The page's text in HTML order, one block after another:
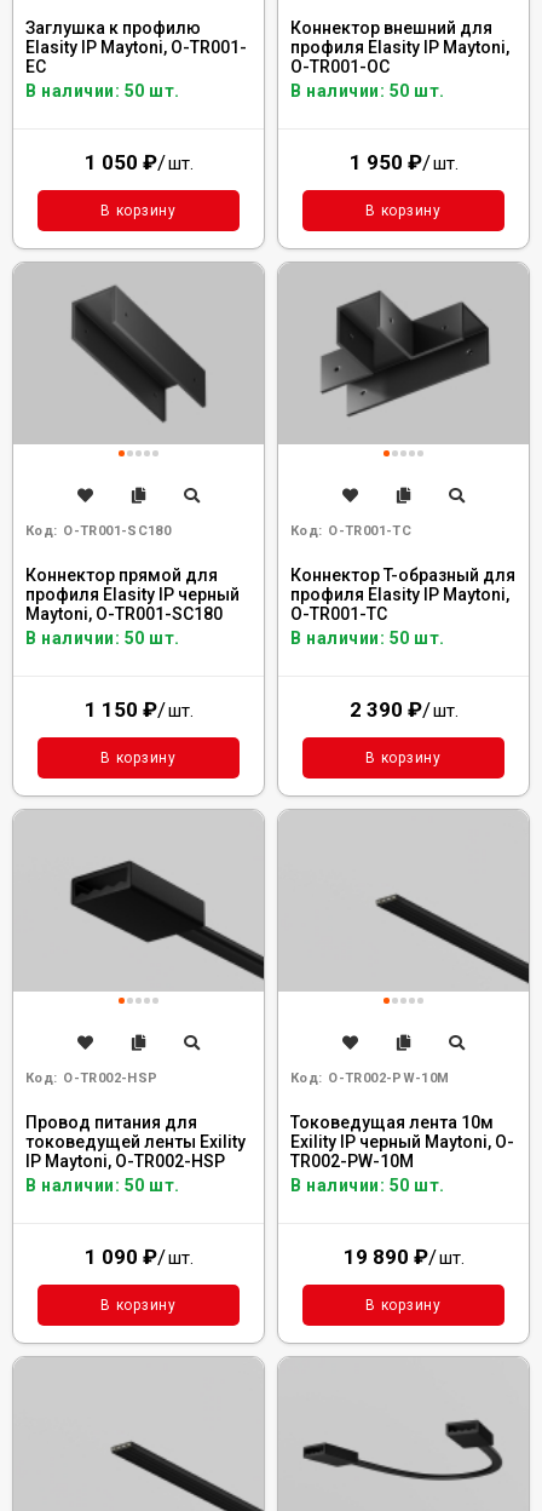
Заглушка к профилю
Elasity IP Maytoni, O-TR001-
EC
В наличии: 50 шт.
1 050 ₽/шт.
В корзину
Коннектор внешний для
профиля Elasity IP Maytoni,
O-TR001-OC
В наличии: 50 шт.
1 950 ₽/шт.
В корзину
Код: O-TR001-SC180
Коннектор прямой для
профиля Elasity IP черный
Maytoni, O-TR001-SC180
В наличии: 50 шт.
1 150 ₽/шт.
В корзину
Код: O-TR001-TC
Коннектор T-образный для
профиля Elasity IP Maytoni,
O-TR001-TC
В наличии: 50 шт.
2 390 ₽/шт.
В корзину
Код: O-TR002-HSP
Провод питания для
токоведущей ленты Exility
IP Maytoni, O-TR002-HSP
В наличии: 50 шт.
1 090 ₽/шт.
В корзину
Код: O-TR002-PW-10M
Токоведущая лента 10м
Exility IP черный Maytoni, O-
TR002-PW-10M
В наличии: 50 шт.
19 890 ₽/шт.
В корзину